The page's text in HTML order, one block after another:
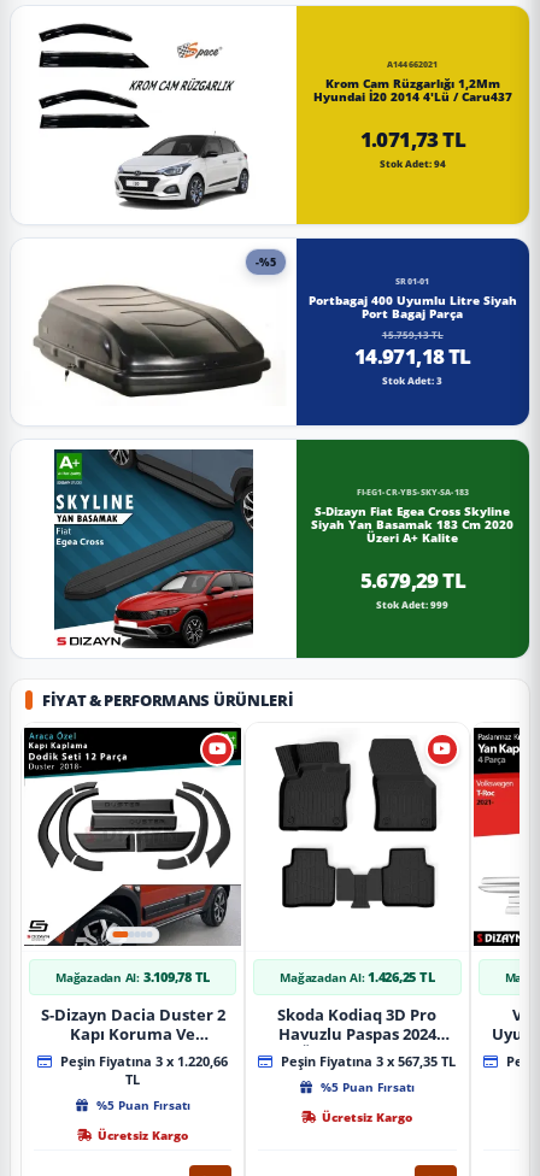
A144662021
Krom Cam Rüzgarlığı 1,2Mm
Hyundai İ20 2014 4'Lü / Caru437
1.071,73 TL
Stok Adet: 94
-%5
SR01-01
Portbagaj 400 Uyumlu Litre Siyah
Port Bagaj Parça
15.759,13 TL
14.971,18 TL
Stok Adet: 3
FI-EG1-CR-YBS-SKY-SA-183
S-Dizayn Fiat Egea Cross Skyline
Siyah Yan Basamak 183 Cm 2020
Üzeri A+ Kalite
5.679,29 TL
Stok Adet: 999
FIYAT & PERFORMANS ÜRÜNLERI
Mağazadan Al: 3.109,78 TL
S-Dizayn Dacia Duster 2
Kapı Koruma Ve
Çamurluk Kaplaması
Dodik Seti 2018 Üzeri A+
Kalite
Peşin Fiyatına 3 x 1.220,66
TL
%5 Puan Fırsatı
Ücretsiz Kargo
Mağazadan Al: 1.426,25 TL
Skoda Kodiaq 3D Pro
Havuzlu Paspas 2024
Üzeri A+ Kalite
Peşin Fiyatına 3 x 567,35 TL
%5 Puan Fırsatı
Ücretsiz Kargo
Yan